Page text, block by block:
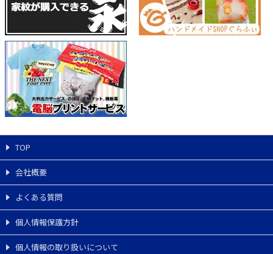
TOP
会社概要
よくある質問
個人情報保護方針
個人情報の取り扱いについて